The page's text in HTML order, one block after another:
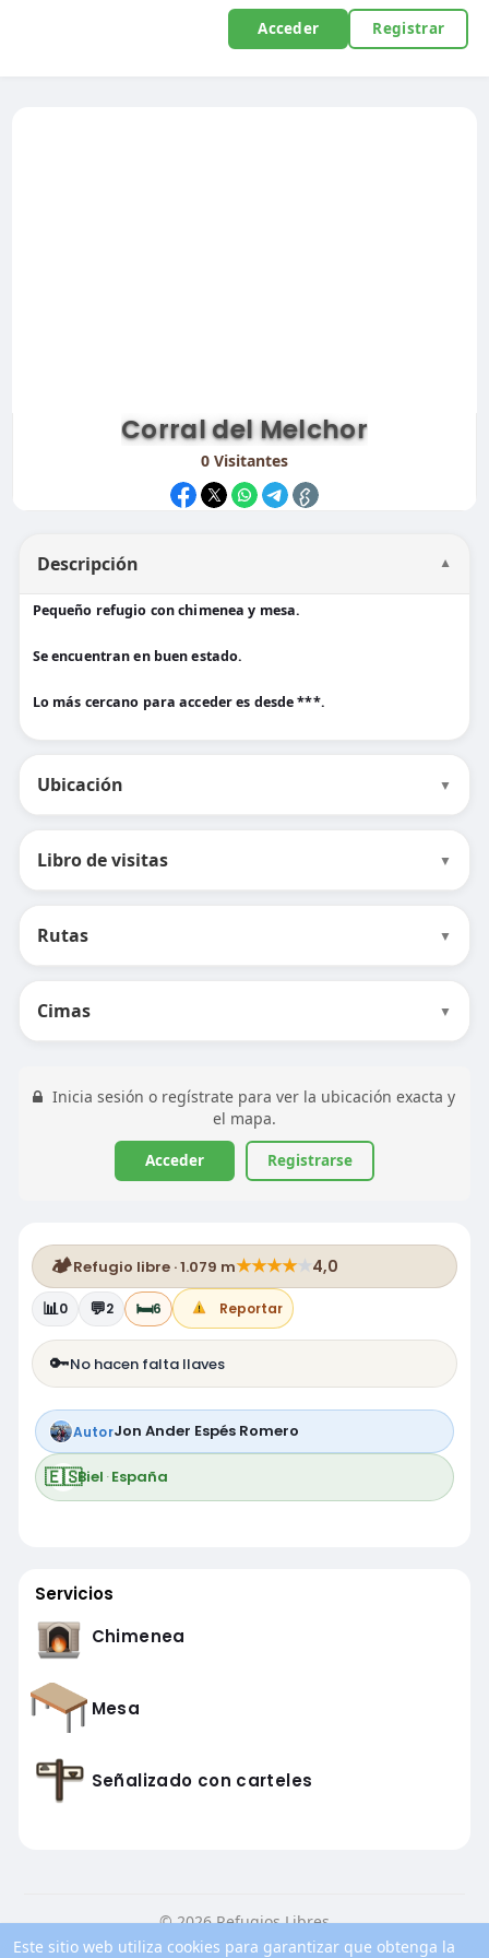
Este sitio web utiliza cookies para garantizar que obtenga la
Acceder Registrar
Corral del Melchor
0Visitantes
Descripción ▼
Pequeño refugio con chimenea y mesa.
Se encuentran en buen estado.
Lo más cercano para acceder es desde ***.
Ubicación ▼
Libro de visitas ▼
Rutas ▼
Cimas ▼
Inicia sesión o regístrate para ver la ubicación exacta y
el mapa.
Acceder Registrarse
🏕️Refugio libre · 1.079 m★★★★★4,0
📊0 💬2 🛏️6 Reportar
🔑No hacen falta llaves
AutorJon Ander Espés Romero
🇪🇸Biel ·España
Servicios
Chimenea
Mesa
Señalizado con carteles
© 2026 Refugios Libres